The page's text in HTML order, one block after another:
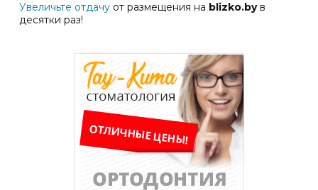
Увеличьте отдачу от размещения на blizko.byв
десятки раз!